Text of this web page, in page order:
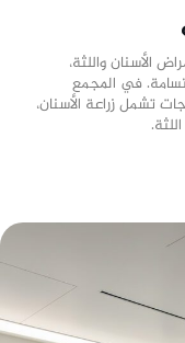
واللثة،
في المجمع
تشمل زراعة الأسنان،